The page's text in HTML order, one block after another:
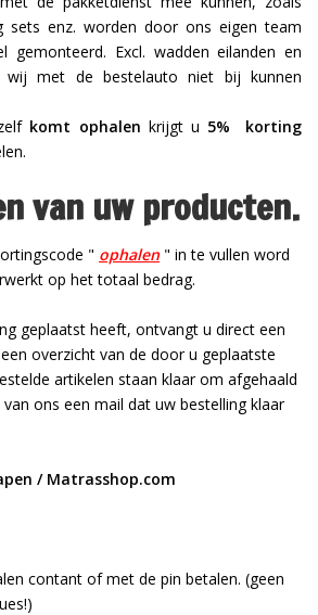
sets enz. worden door ons eigen team
gemonteerd. Excl. wadden eilanden en
wij met de bestelauto niet bij kunnen
komt ophalen krijgt u 5% korting
van uw producten.
" ophalen " in te vullen word
op het totaal bedrag.
geplaatst heeft, ontvangt u direct een
overzicht van de door u geplaatste
artikelen staan klaar om afgehaald
ons een mail dat uw bestelling klaar
/ Matrasshop.com
contant of met de pin betalen. (geen